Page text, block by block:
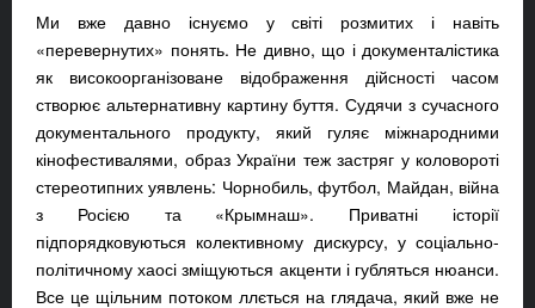
Ми вже давно існуємо у світі розмитих і навіть
«перевернутих» понять. Не дивно, що і документалістика
як високоорганізоване відображення дійсності часом
створює альтернативну картину буття. Судячи з сучасного
документального продукту, який гуляє міжнародними
кінофестивалями, образ України теж застряг у коловороті
стереотипних уявлень: Чорнобиль, футбол, Майдан, війна
з Росією та «Крымнаш». Приватні історії
підпорядковуються колективному дискурсу, у соціально-
політичному хаосі зміщуються акценти і губляться нюанси.
Все це щільним потоком ллється на глядача, який вже не